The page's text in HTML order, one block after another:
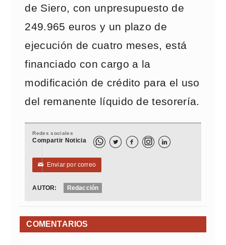
de Siero, con unpresupuesto de
249.965 euros y un plazo de
ejecución de cuatro meses, está
financiado con cargo a la
modificación de crédito para el uso
del remanente líquido de tesorería.
Redes sociales
Compartir Noticia   
✉ Enviar por correo
AUTOR: Redacción
COMENTARIOS